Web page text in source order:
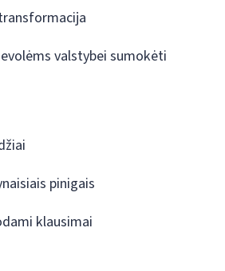
valstybei sumokėti
pinigais
klausimai